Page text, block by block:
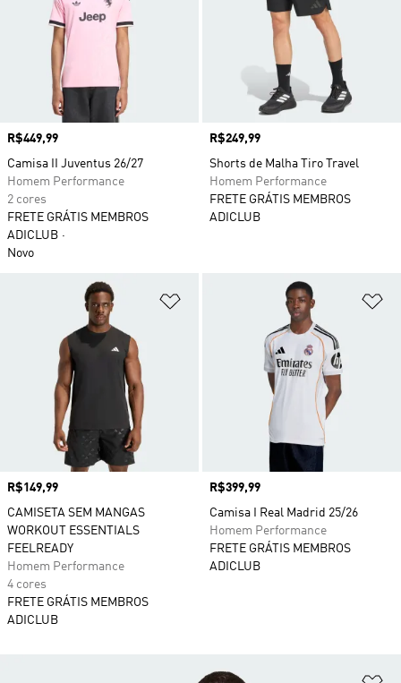
Preço
R$449,99
Camisa II Juventus 26/27
Homem Performance
2 cores
FRETE GRÁTIS MEMBROS
ADICLUB
Novo
Preço
R$249,99
Shorts de Malha Tiro Travel
Homem Performance
FRETE GRÁTIS MEMBROS
ADICLUB
Adicionar à Lista de Desejos
Preço
R$149,99
CAMISETA SEM MANGAS
WORKOUT ESSENTIALS
FEELREADY
Homem Performance
4 cores
FRETE GRÁTIS MEMBROS
ADICLUB
Preço
R$399,99
Camisa I Real Madrid 25/26
Homem Performance
FRETE GRÁTIS MEMBROS
ADICLUB